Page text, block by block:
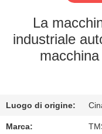
FATORY
TOUR
QUALITÀ
La
industriale
Luogo di origine:
Marca: